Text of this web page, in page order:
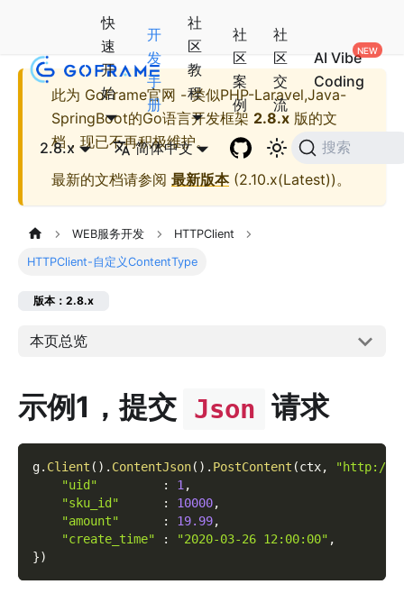
快
速
开
始
开
发
手
册
社
区
教
程
社
区
案
例
社
区
交
流
AI Vibe
Coding
2.8.x 简体中文 搜索
此为 GoFrame官网 - 类似PHP-Laravel,Java-
SpringBoot的Go语言开发框架 2.8.x 版的文
档，现已不再积极维护。
最新的文档请参阅 最新版本(2.10.x(Latest))。
WEB服务开发 HTTPClient
HTTPClient-自定义ContentType
版本：2.8.x
本页总览
示例1，提交 Json 请求
g. Client ( ) . ContentJson( ) . PostContent (ctx,
"http://
"uid"
: 1 ,
"sku_id"
: 10000,
"amount"
: 19.99,
"create_time"
: "2020-03-26 12:00:00" ,
})